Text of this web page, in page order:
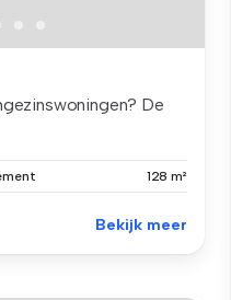
De
128 m²
Bekijk meer